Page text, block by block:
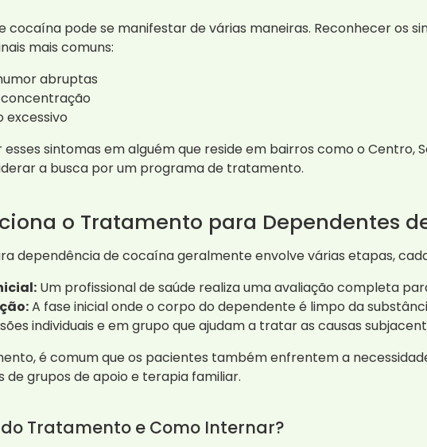
cocaína pode se manifestar de várias maneiras. Reconhecer os
mais comuns:
abruptas
concentração
excessivo
sintomas em alguém que reside em bairros como o Centro,
a busca por um programa de tratamento.
o Tratamento para Dependentes
dependência de cocaína geralmente envolve várias etapas,
Um profissional de saúde realiza uma avaliação completa
A fase inicial onde o corpo do dependente é limpo da
individuais e em grupo que ajudam a tratar as causas
é comum que os pacientes também enfrentem a
grupos de apoio e terapia familiar.
Tratamento e Como Internar?